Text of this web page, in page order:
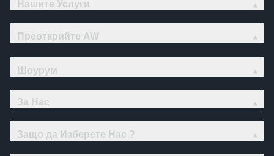
Нашите Услуги
Преоткрийте AW
Шоурум
За Нас
Защо да Изберете Нас ?